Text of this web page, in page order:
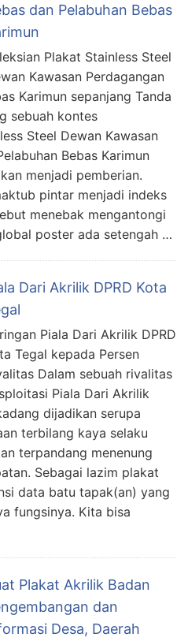
dan Pelabuhan Bebas
Plakat Stainless Steel
Kawasan Perdagangan
Karimun sepanjang Tanda
sebuah kontes
Steel Dewan Kawasan
Bebas Karimun
menjadi pemberian.
pintar menjadi indeks
menebak mengantongi
poster ada setengah …
Dari Akrilik DPRD Kota
Piala Dari Akrilik DPRD
Tegal kepada Persen
Dalam sebuah rivalitas
Piala Dari Akrilik
dijadikan serupa
terbilang kaya selaku
terpandang menenung
Sebagai lazim plakat
data batu tapak(an) yang
fungsinya. Kita bisa
Plakat Akrilik Badan
dan
Desa, Daerah